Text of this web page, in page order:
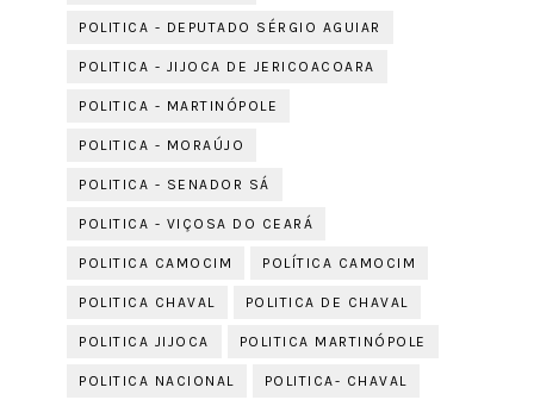
POLITICA - DEPUTADO SÉRGIO AGUIAR
POLITICA - JIJOCA DE JERICOACOARA
POLITICA - MARTINÓPOLE
POLITICA - MORAÚJO
POLITICA - SENADOR SÁ
POLITICA - VIÇOSA DO CEARÁ
POLITICA CAMOCIM POLÍTICA CAMOCIM
POLITICA CHAVAL POLITICA DE CHAVAL
POLITICA JIJOCA POLITICA MARTINÓPOLE
POLITICA NACIONAL POLITICA- CHAVAL